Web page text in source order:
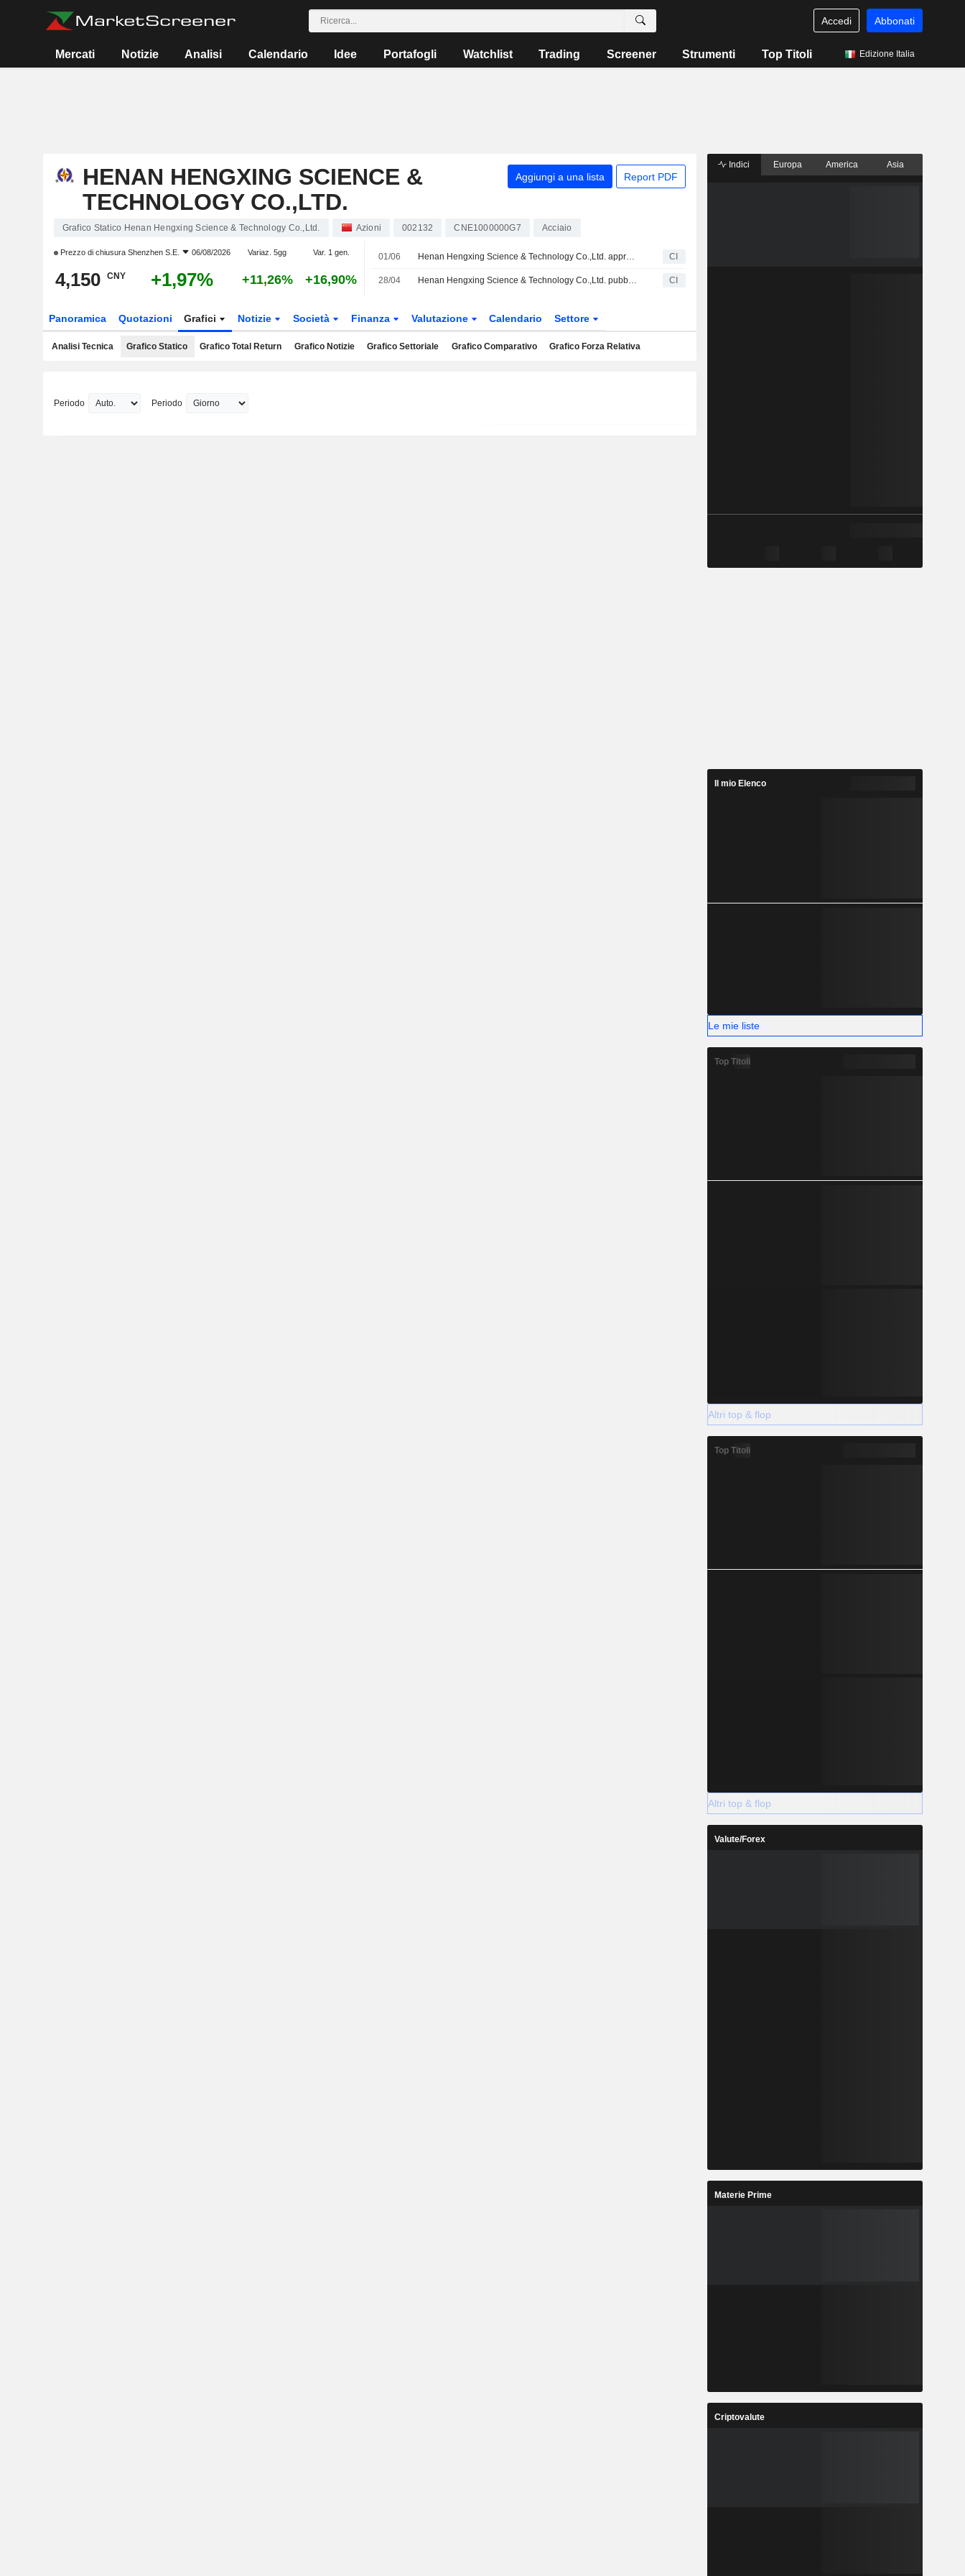
Accedi Abbonati
Mercati Notizie Analisi Calendario Idee Portafogli Watchlist Trading Screener Strumenti Top Titoli Edizione Italia
HENAN HENGXING SCIENCE &
TECHNOLOGY CO.,LTD.
Aggiungi a una lista Report PDF
Grafico Statico Henan Hengxing Science & Technology Co.,Ltd. Azioni 002132 CNE1000000G7 Acciaio
Prezzo di chiusura Shenzhen S.E. 06/08/2026 Variaz. 5gg Var. 1 gen.
4,150 CNY +1,97% +11,26% +16,90%
01/06 Henan Hengxing Science & Technology Co.,Ltd. approva il dividendo finale 2025 sulle azioni di classe A CI
28/04 Henan Hengxing Science & Technology Co.,Ltd. pubblica i risultati finanziari per il primo trimestre conclusosi il 31 marzo 2026 CI
Panoramica Quotazioni Grafici Notizie Società Finanza Valutazione Calendario Settore
Analisi Tecnica Grafico Statico Grafico Total Return Grafico Notizie Grafico Settoriale Grafico Comparativo Grafico Forza Relativa
Periodo Periodo
Indici Europa America Asia
Il mio Elenco
Le mie liste
Top Titoli
Altri top & flop
Top Titoli
Altri top & flop
Valute/Forex
Materie Prime
Criptovalute